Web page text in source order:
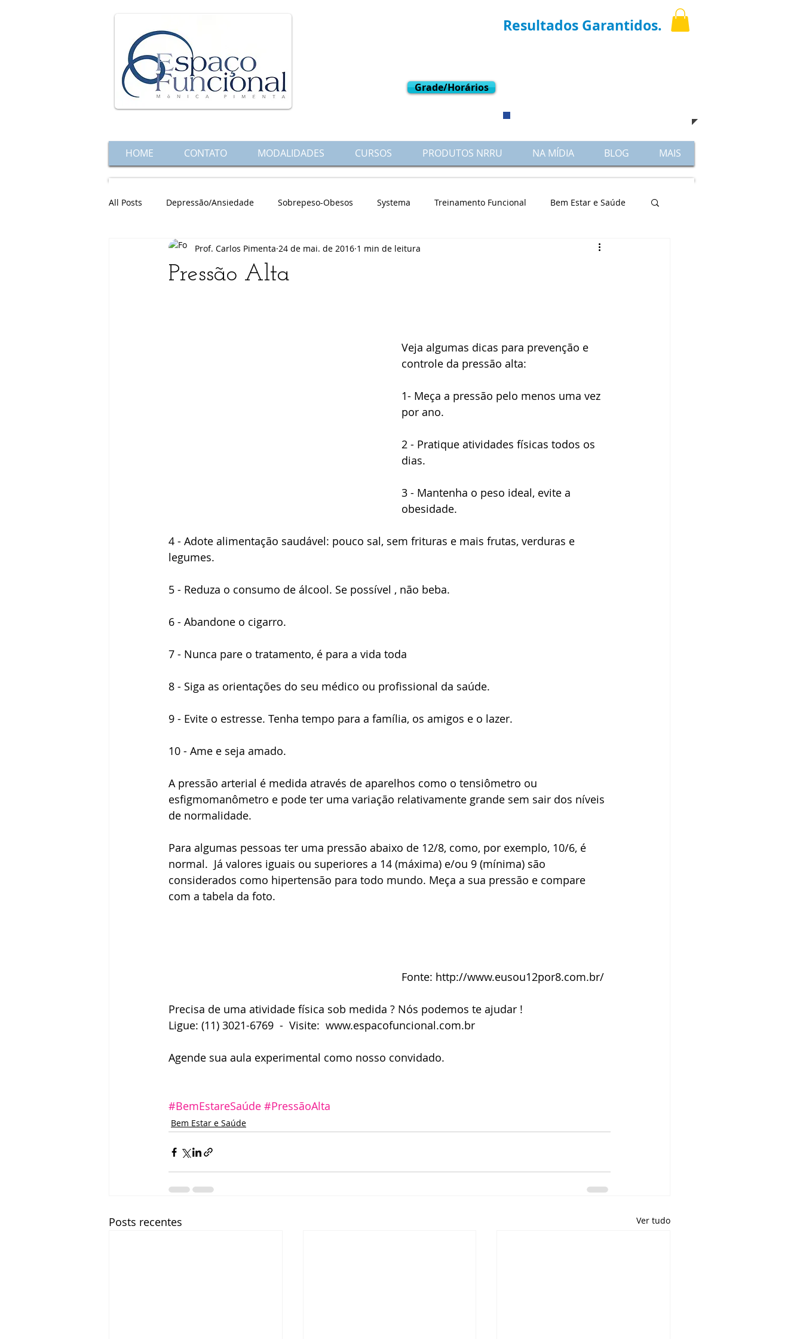
Resultados Garantidos.
Grade/Horários
HOME CONTATO MODALIDADES CURSOS PRODUTOS NRRU NA MÍDIA BLOG MAIS
All Posts Depressão/Ansiedade Sobrepeso-Obesos Systema Treinamento Funcional Bem Estar e Saúde
Alimentação Saudável Terapias Associadas
Pressão Alta
Prof. Carlos Pimenta 24 de mai. de 2016 1 min de leitura
Veja algumas dicas para prevenção e
controle da pressão alta:
1- Meça a pressão pelo menos uma vez
por ano.
2 - Pratique atividades físicas todos os
dias.
3 - Mantenha o peso ideal, evite a
obesidade.
4 - Adote alimentação saudável: pouco sal, sem frituras e mais frutas, verduras e
legumes.
5 - Reduza o consumo de álcool. Se possível , não beba.
6 - Abandone o cigarro.
7 - Nunca pare o tratamento, é para a vida toda
8 - Siga as orientações do seu médico ou profissional da saúde.
9 - Evite o estresse. Tenha tempo para a família, os amigos e o lazer.
10 - Ame e seja amado.
A pressão arterial é medida através de aparelhos como o tensiômetro ou
esfigmomanômetro e pode ter uma variação relativamente grande sem sair dos níveis
de normalidade.
Para algumas pessoas ter uma pressão abaixo de 12/8, como, por exemplo, 10/6, é
normal.  Já valores iguais ou superiores a 14 (máxima) e/ou 9 (mínima) são
considerados como hipertensão para todo mundo. Meça a sua pressão e compare
com a tabela da foto.
Fonte: http://www.eusou12por8.com.br/
Precisa de uma atividade física sob medida ? Nós podemos te ajudar !
Ligue: (11) 3021-6769  -  Visite:  www.espacofuncional.com.br
Agende sua aula experimental como nosso convidado.
#BemEstareSaúde #PressãoAlta
Bem Estar e Saúde
Posts recentes Ver tudo